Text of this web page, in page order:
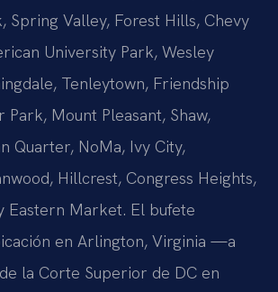
Spring Valley, Forest Hills, Chevy
University Park, Wesley
Tenleytown, Friendship
Park, Mount Pleasant, Shaw,
Quarter, NoMa, Ivy City,
Hillcrest, Congress Heights,
Eastern Market. El bufete
en Arlington, Virginia —a
la Corte Superior de DC en